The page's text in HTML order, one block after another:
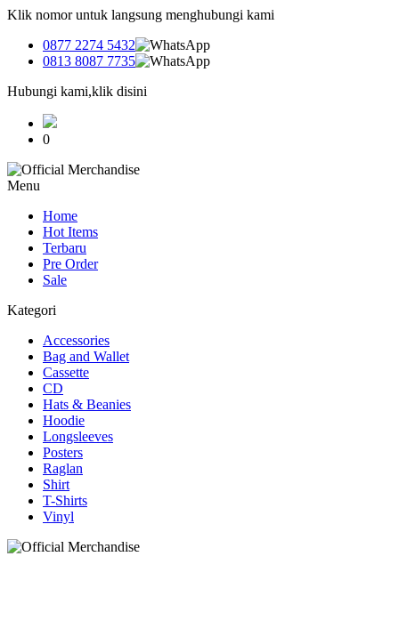
Klik nomor untuk langsung menghubungi kami
0877 2274 5432
0813 8087 7735
Hubungi kami,klik disini
0
Menu
Home
Hot Items
Terbaru
Pre Order
Sale
Kategori
Accessories
Bag and Wallet
Cassette
CD
Hats & Beanies
Hoodie
Longsleeves
Posters
Raglan
Shirt
T-Shirts
Vinyl